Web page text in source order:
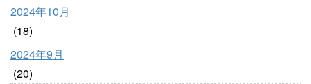
2024年10月
(18)
2024年9月
(20)